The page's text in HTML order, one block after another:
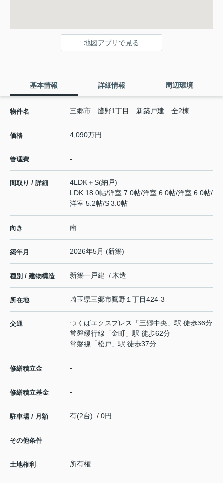
地図アプリで見る
基本情報 詳細情報 周辺環境
物件名 三郷市 鷹野1丁目 新築戸建 全2棟
価格 4,090万円
管理費 -
間取り / 詳細
4LDK＋S(納戸)
LDK 18.0帖/洋室 7.0帖/洋室 6.0帖/洋室 6.0帖/
洋室 5.2帖/S 3.0帖
向き 南
築年月 2026年5月 (新築)
種別 / 建物構造 新築一戸建 / 木造
所在地 埼玉県三郷市鷹野１丁目424-3
交通 つくばエクスプレス 「三郷中央 」駅 徒歩36分
常磐緩行線 「金町 」駅 徒歩62分
常磐線 「松戸 」駅 徒歩37分
修繕積立金 -
修繕積立基金 -
駐車場 / 月額 有(2台) / 0円
その他条件
土地権利 所有権